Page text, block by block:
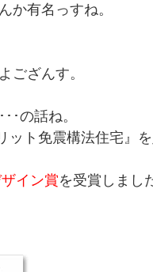
か有名っすね。
ござんす。
･の話ね。
ット免震構法住宅』
イン賞を受賞しま